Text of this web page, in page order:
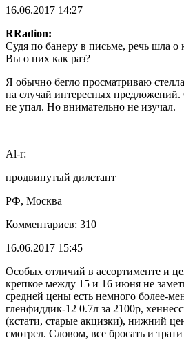
16.06.2017 14:27
RRadion:
Судя по банеру в письме, речь шла
Вы о них как раз?
Я обычно бегло просматриваю
на случай интересных предложений.
не упал. Но внимательно не изучал.
Al-r:
продвинутый дилетант
РФ, Москва
Комментариев: 310
16.06.2017 15:45
Особых отличий в ассортименте и
крепкое между 15 и 16 июня не
средней цены есть немного более-
гленфиддик-12 0.7л за 2100р,
(кстати, старые акцизки), нижний
смотрел. Словом, все бросать и